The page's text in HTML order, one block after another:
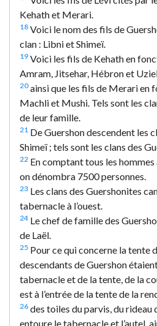
Kehath et Merari.
18 Voici le nom des fils de
clan : Libni et Shimeï.
19 Voici les fils de Kehath en
Amram, Jitsehar, Hébron et
20ainsi que les fils de Merari en
Machli et Mushi. Tels sont les
de leur famille.
21 De Guershon descendent les
Shimeï ; tels sont les clans des
22 En comptant tous les hommes
on dénombra 7500 personnes.
23 Les clans des Guershonites
tabernacle à l’ouest.
24 Le chef de famille des
de Laël.
25 Pour ce qui concerne la tente
descendants de Guershon
tabernacle et de la tente, de la
est à l’entrée de la tente de la
26 des toiles du parvis, du rideau
entoure le tabernacle et l’autel,